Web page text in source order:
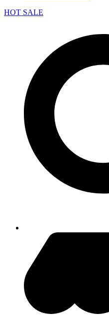
HOT SALE